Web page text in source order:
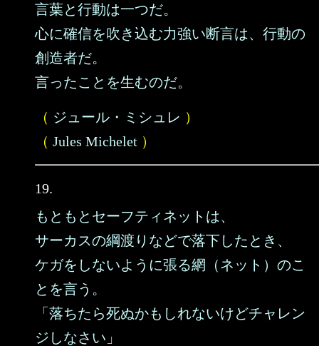
言葉と行動は一つだ。
心に確信を吹き込む力強い断言は、行動の
創造者だ。
言ったことを生むのだ。
（ ジュール・ミシュレ ）
（ Jules Michelet ）
19.
もともとセーフティネットは、
サーカスの綱渡りなどで落下したとき、
ケガをしないように張る網（ネット）のこ
とを言う。
「落ちたら死ぬかもしれないけどチャレン
ジしなさい」